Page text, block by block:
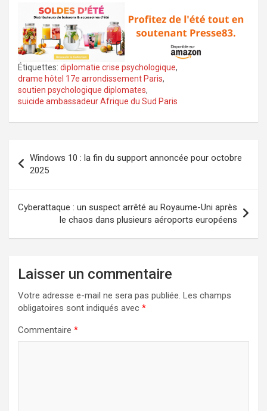
Étiquettes: diplomatie crise psychologique,
drame hôtel 17e arrondissement Paris,
soutien psychologique diplomates,
suicide ambassadeur Afrique du Sud Paris
de
l’article
Windows 10 : la fin du support annoncée pour octobre
2025
Cyberattaque : un suspect arrêté au Royaume-Uni après
le chaos dans plusieurs aéroports européens
Laisser un commentaire
Votre adresse e-mail ne sera pas publiée. Les champs
obligatoires sont indiqués avec *
Commentaire *